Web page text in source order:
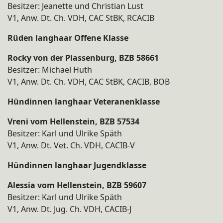
Besitzer: Jeanette und Christian Lust
V1, Anw. Dt. Ch. VDH, CAC StBK, RCACIB
Rüden langhaar Offene Klasse
Rocky von der Plassenburg, BZB 58661
Besitzer: Michael Huth
V1, Anw. Dt. Ch. VDH, CAC StBK, CACIB, BOB
Hündinnen langhaar Veteranenklasse
Vreni vom Hellenstein, BZB 57534
Besitzer: Karl und Ulrike Späth
V1, Anw. Dt. Vet. Ch. VDH, CACIB-V
Hündinnen langhaar Jugendklasse
Alessia vom Hellenstein, BZB 59607
Besitzer: Karl und Ulrike Späth
V1, Anw. Dt. Jug. Ch. VDH, CACIB-J